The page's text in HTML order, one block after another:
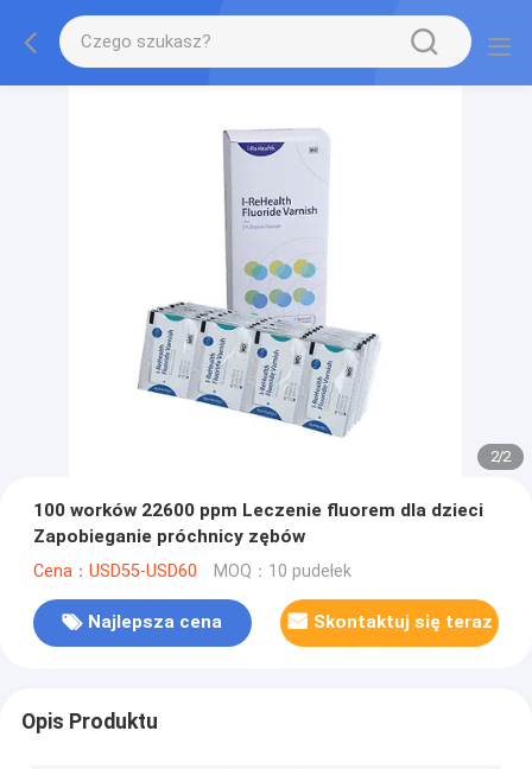
2/2
100 worków 22600 ppm Leczenie fluorem dla dzieci
Zapobieganie próchnicy zębów
Cena：USD55-USD60 MOQ：10 pudełek
Najlepsza cena Skontaktuj się teraz
Opis Produktu